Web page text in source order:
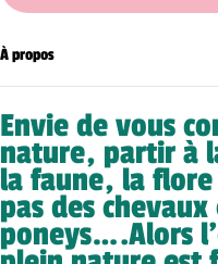
À propos
Envie de vous
nature, partir à
la faune, la
pas des
poneys….Alors